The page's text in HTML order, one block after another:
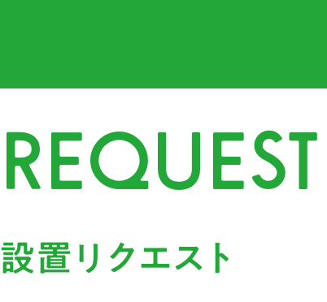
REQUEST
設置リクエスト